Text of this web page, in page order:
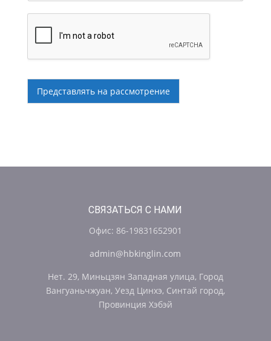
Представлять на рассмотрение
СВЯЗАТЬСЯ С НАМИ
Офис: 86-19831652901
admin@hbkinglin.com
Нет. 29, Миньцзян Западная улица, Город
Вангуаньчжуан, Уезд Цинхэ, Синтай город,
Провинция Хэбэй